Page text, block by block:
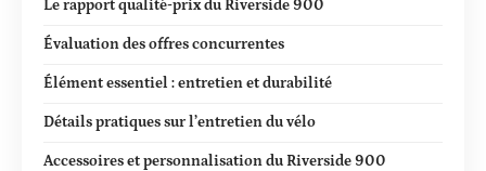
Le rapport qualité-prix du Riverside 900
Évaluation des offres concurrentes
Élément essentiel : entretien et durabilité
Détails pratiques sur l’entretien du vélo
Accessoires et personnalisation du Riverside 900